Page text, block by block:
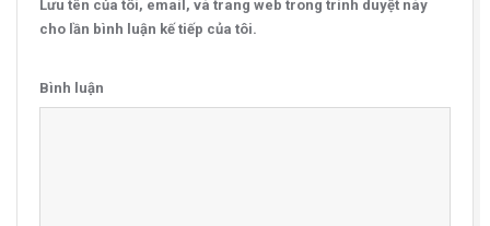
Lưu tên của tôi, email, và trang web trong trình duyệt này
cho lần bình luận kế tiếp của tôi.
Bình luận